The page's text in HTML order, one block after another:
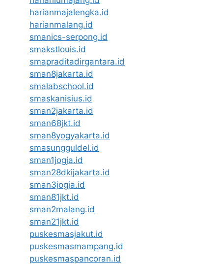
harianmajalengka.id
harianmalang.id
smanics-serpong.id
smakstlouis.id
smapraditadirgantara.id
sman8jakarta.id
smalabschool.id
smaskanisius.id
sman2jakarta.id
sman68jkt.id
sman8yogyakarta.id
smasungguldel.id
sman1jogja.id
sman28dkijakarta.id
sman3jogja.id
sman81jkt.id
sman2malang.id
sman21jkt.id
puskesmasjakut.id
puskesmasmampang.id
puskesmaspancoran.id